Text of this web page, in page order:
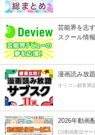
芸能界を志
スクール情
漫画読み放
オリコン顧客満
2026年動画
CS動画配信サー